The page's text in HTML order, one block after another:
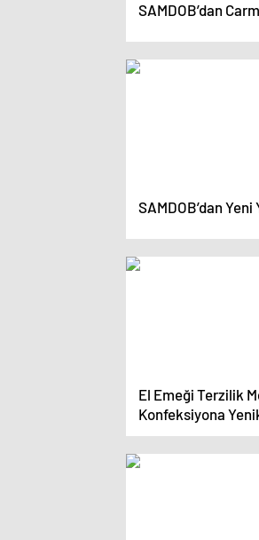
SAMDOB’dan
SAMDOB’dan Yeni
El Emeği Terzilik
Konfeksiyona